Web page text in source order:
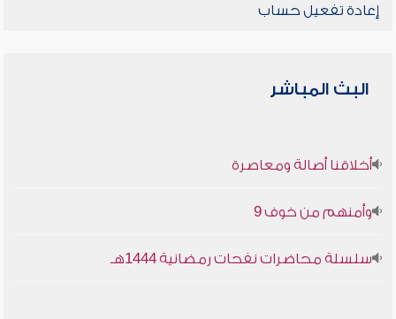
إعادة تفعيل حساب
البث المباشر
أخلاقنا أصالة ومعاصرة
وأمنهم من خوف 9
سلسلة محاضرات نفحات رمضانية 1444هـ